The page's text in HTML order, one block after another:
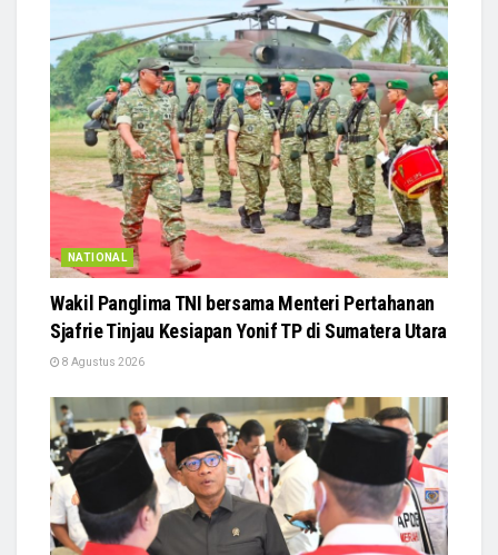
NATIONAL
Wakil Panglima TNI bersama Menteri Pertahanan
Sjafrie Tinjau Kesiapan Yonif TP di Sumatera Utara
8 Agustus 2026